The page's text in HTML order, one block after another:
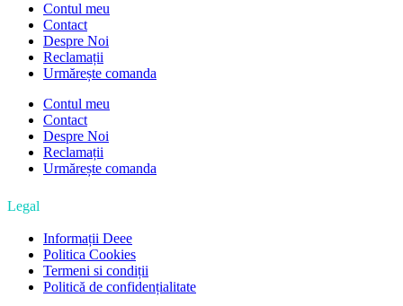
Contul meu
Contact
Despre Noi
Reclamații
Urmărește comanda
Contul meu
Contact
Despre Noi
Reclamații
Urmărește comanda
Legal
Informații Deee
Politica Cookies
Termeni si condiții
Politică de confidențialitate